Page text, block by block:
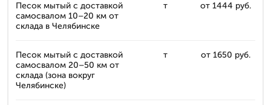
Песок мытый с доставкой
самосвалом 10–20 км от
склада в Челябинске
т от 1444 руб.
Песок мытый с доставкой
самосвалом 20–50 км от
склада (зона вокруг
Челябинске)
т от 1650 руб.